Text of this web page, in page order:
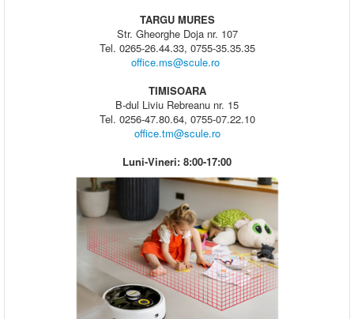
TARGU MURES
Str. Gheorghe Doja nr. 107
Tel. 0265-26.44.33, 0755-35.35.35
office.ms@scule.ro
TIMISOARA
B-dul Liviu Rebreanu nr. 15
Tel. 0256-47.80.64, 0755-07.22.10
office.tm@scule.ro
Luni-Vineri: 8:00-17:00